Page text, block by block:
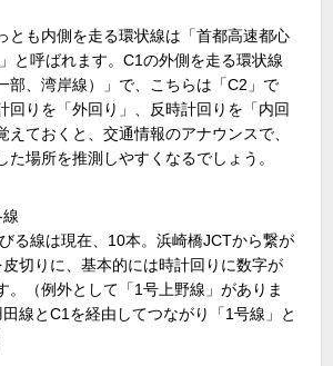
とも内側を走る環状線は「首都高速都心
と呼ばれます。C1の外側を走る環状線
部、湾岸線）」で、こちらは「C2」で
回りを「外回り」、反時計回りを「内回
えておくと、交通情報のアナウンスで、
た場所を推測しやすくなるでしょう。
る線は現在、10本。浜崎橋JCTから繋が
切りに、基本的には時計回りに数字が
。（例外として「1号上野線」がありま
線とC1を経由してつながり「1号線」と